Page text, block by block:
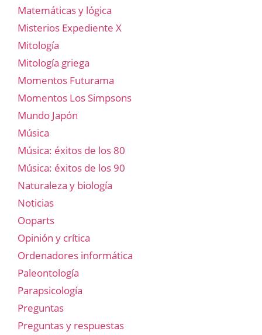
Matemáticas y lógica
Misterios Expediente X
Mitología
Mitología griega
Momentos Futurama
Momentos Los Simpsons
Mundo Japón
Música
Música: éxitos de los 80
Música: éxitos de los 90
Naturaleza y biología
Noticias
Ooparts
Opinión y crítica
Ordenadores informática
Paleontología
Parapsicología
Preguntas
Preguntas y respuestas